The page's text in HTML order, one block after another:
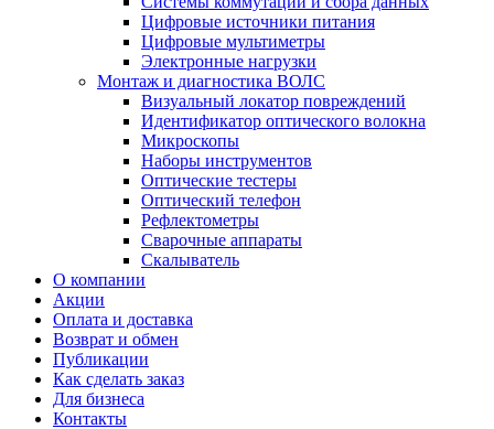
Цифровые источники питания
Цифровые мультиметры
Электронные нагрузки
Монтаж и диагностика ВОЛС
Визуальный локатор повреждений
Идентификатор оптического волокна
Микроскопы
Наборы инструментов
Оптические тестеры
Оптический телефон
Рефлектометры
Сварочные аппараты
Скалыватель
О компании
Акции
Оплата и доставка
Возврат и обмен
Публикации
Как сделать заказ
Для бизнеса
Контакты